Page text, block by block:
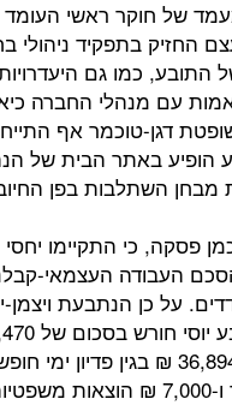
ראשי העומד בראש צוות
ניהולי בחברה. ימים
גם היעדרויות ידועות
החברה כיאה ליחסי
אף התייחסה לעובדה
הבית של הנתבעת,
בפן החיובי.
התקיימו יחסי עובד
העצמאי-קבלני שהיה
ויצמן-יער חקירות,
תפצה את התובע יוסי חורש בסכום של 184,470 ₪ בגין
פיצויי פיטורים, 36,894 ₪ בגין פדיון ימי חופשה, 9,638